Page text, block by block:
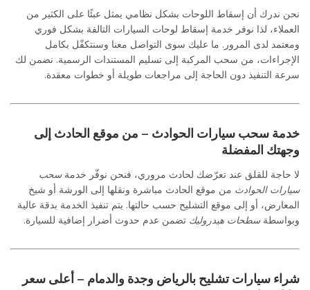
نحن ندرك أن إسقاط اللوحات بشكل نظامي يمثل عبئًا على الكثير من
العملاء، لذا نوفر خدمة إسقاط لوحات السيارات التالفة بشكل فوري
ومعتمد لدى المرور. ما عليك سوى التواصل معنا وسنتكفّل بكامل
الإجراءات، من سحب المركبة إلى تسليم المستندات الرسمية. نضمن لك
سرعة التنفيذ دون الحاجة إلى مراجعات طويلة أو خطوات معقدة.
خدمة سحب سيارات الحوادث – من موقع الحادث إلى
وجهتك المفضلة
لا حاجة للقلق عند تعرّضك لحادث مروري، فنحن نوفّر خدمةسحب
سيارات الحوادث من موقع الحادث مباشرة ونقلها إلى الورشة أو شيخ
المعارض، أو إلى موقع التشليح حسب حالتها. يتم تنفيذ الخدمة بدقة عالية
وبواسطةسطحات هيدروليك تضمن عدم حدوث أضرار إضافية للسيارة.
شراء سيارات تشليح بالرياض وجدة والدمام – أعلى سعر